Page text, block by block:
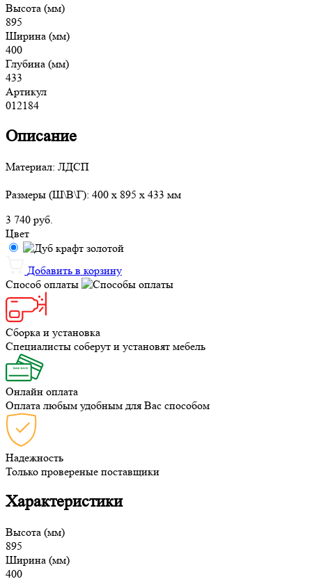
Высота (мм)
895
Ширина (мм)
400
Глубина (мм)
433
Артикул
012184
Описание
Материал: ЛДСП
Размеры (Ш\В\Г): 400 x 895 x 433 мм
3 740 руб.
Цвет
Добавить в корзину
Способ оплаты
Сборка и установка
Специалисты соберут и установят мебель
Онлайн оплата
Оплата любым удобным для Вас способом
Надежность
Только провереные поставщики
Характеристики
Высота (мм)
895
Ширина (мм)
400